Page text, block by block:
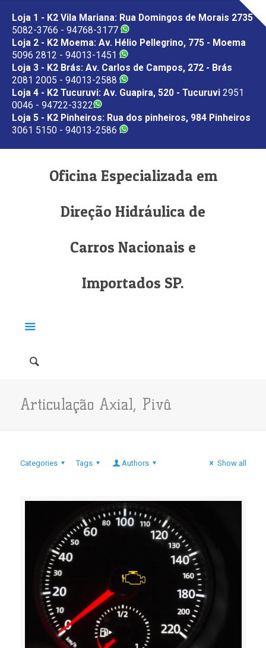
Loja 1 - K2 Vila Mariana: Rua Domingos de Morais 2735
5082-3766 - 94768-3177
Loja 2 - K2 Moema: Av. Hélio Pellegrino, 775 - Moema
5096 2812 - 94013-1451
Loja 3 - K2 Brás: Av. Carlos de Campos, 272 - Brás
2081 2005 - 94013-2588
Loja 4 - K2 Tucuruvi: Av. Guapira, 520 - Tucuruvi 2951
0046 - 94722-3322
Loja 5 - K2 Pinheiros: Rua dos pinheiros, 984 Pinheiros
3061 5150 - 94013-2586
Oficina Especializada em
Direção Hidráulica de
Carros Nacionais e
Importados SP.
Articulação Axial, Pivô.
Categories Tags Authors Show all